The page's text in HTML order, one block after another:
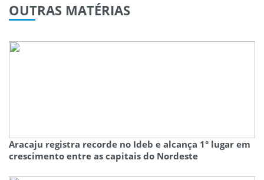
OUTRAS MATÉRIAS
Aracaju registra recorde no Ideb e alcança 1° lugar em
crescimento entre as capitais do Nordeste